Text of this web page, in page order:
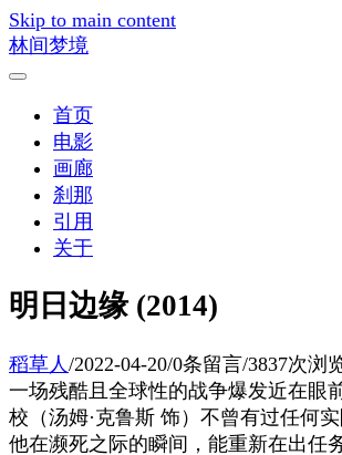
Skip to main content
林间梦境
首页
电影
画廊
刹那
引用
关于
明日边缘 (2014)
稻草人 /2022-04-20/0条留言/3837次浏
一场残酷且全球性的战争爆发近在眼
校（汤姆·克鲁斯 饰）不曾有过任何
他在濒死之际的瞬间，能重新在出任